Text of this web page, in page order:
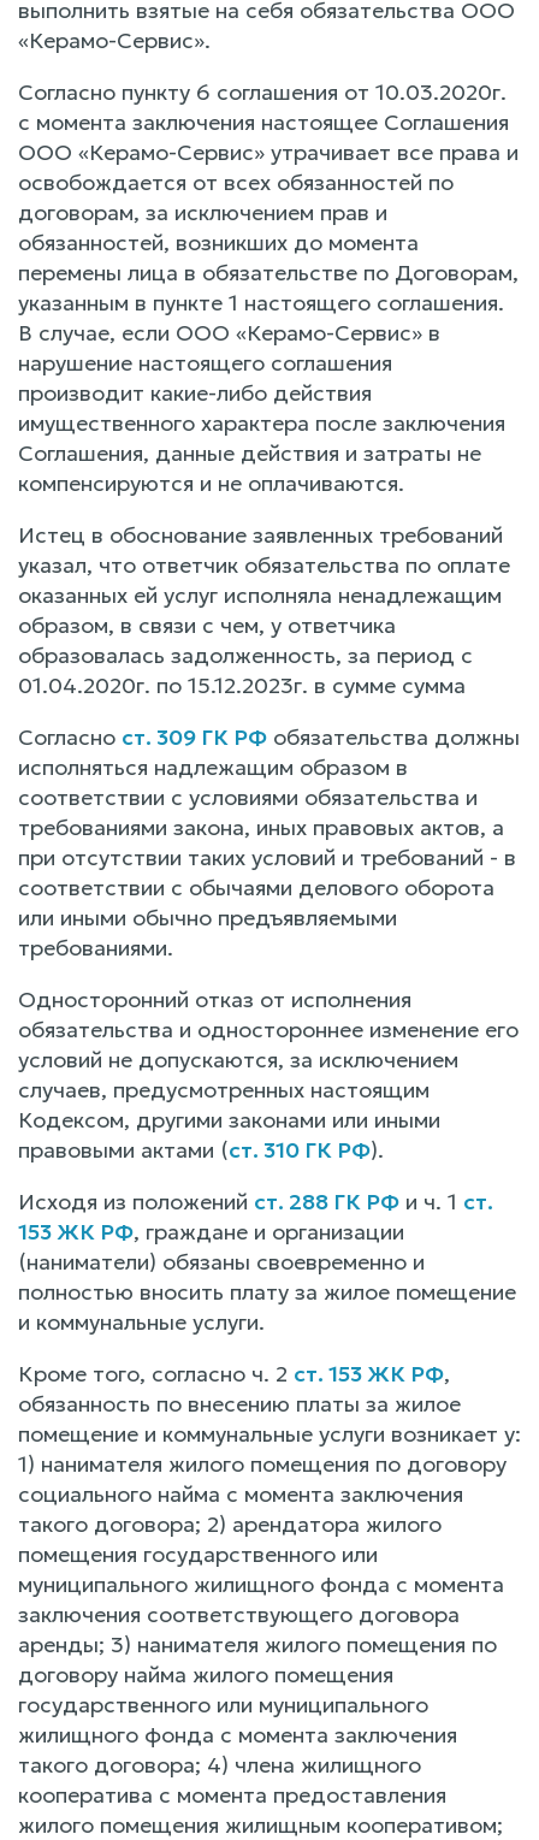
выполнить взятые на себя обязательства ООО
«Керамо-Сервис».
Согласно пункту 6 соглашения от 10.03.2020г.
с момента заключения настоящее Соглашения
ООО «Керамо-Сервис» утрачивает все права и
освобождается от всех обязанностей по
договорам, за исключением прав и
обязанностей, возникших до момента
перемены лица в обязательстве по Договорам,
указанным в пункте 1 настоящего соглашения.
В случае, если ООО «Керамо-Сервис» в
нарушение настоящего соглашения
производит какие-либо действия
имущественного характера после заключения
Соглашения, данные действия и затраты не
компенсируются и не оплачиваются.
Истец в обоснование заявленных требований
указал, что ответчик обязательства по оплате
оказанных ей услуг исполняла ненадлежащим
образом, в связи с чем, у ответчика
образовалась задолженность, за период с
01.04.2020г. по 15.12.2023г. в сумме сумма
Согласно ст. 309 ГК РФ обязательства должны
исполняться надлежащим образом в
соответствии с условиями обязательства и
требованиями закона, иных правовых актов, а
при отсутствии таких условий и требований - в
соответствии с обычаями делового оборота
или иными обычно предъявляемыми
требованиями.
Односторонний отказ от исполнения
обязательства и одностороннее изменение его
условий не допускаются, за исключением
случаев, предусмотренных настоящим
Кодексом, другими законами или иными
правовыми актами (ст. 310 ГК РФ).
Исходя из положений ст. 288 ГК РФ и ч. 1 ст.
153 ЖК РФ, граждане и организации
(наниматели) обязаны своевременно и
полностью вносить плату за жилое помещение
и коммунальные услуги.
Кроме того, согласно ч. 2 ст. 153 ЖК РФ,
обязанность по внесению платы за жилое
помещение и коммунальные услуги возникает у:
1) нанимателя жилого помещения по договору
социального найма с момента заключения
такого договора; 2) арендатора жилого
помещения государственного или
муниципального жилищного фонда с момента
заключения соответствующего договора
аренды; 3) нанимателя жилого помещения по
договору найма жилого помещения
государственного или муниципального
жилищного фонда с момента заключения
такого договора; 4) члена жилищного
кооператива с момента предоставления
жилого помещения жилищным кооперативом;